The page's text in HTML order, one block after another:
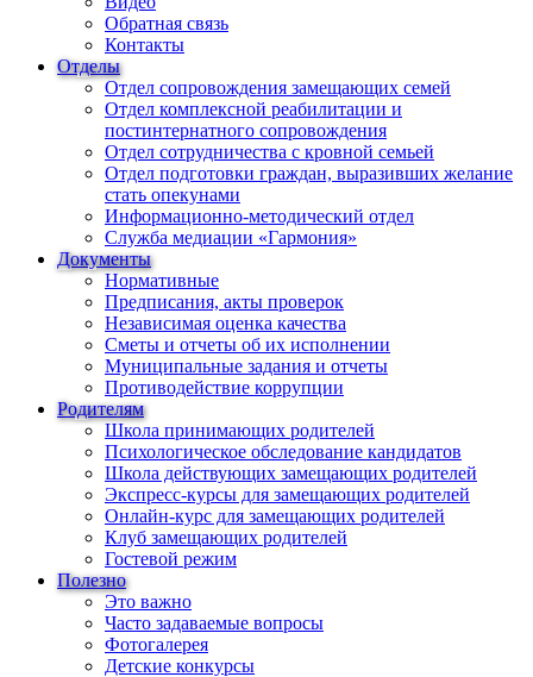
Обратная связь
Контакты
Отделы
Отдел сопровождения замещающих семей
Отдел комплексной реабилитации и
постинтернатного сопровождения
Отдел сотрудничества с кровной семьей
Отдел подготовки граждан, выразивших желание
стать опекунами
Информационно-методический отдел
Служба медиации «Гармония»
Документы
Нормативные
Предписания, акты проверок
Независимая оценка качества
Сметы и отчеты об их исполнении
Муниципальные задания и отчеты
Противодействие коррупции
Родителям
Школа принимающих родителей
Психологическое обследование кандидатов
Школа действующих замещающих родителей
Экспресс-курсы для замещающих родителей
Онлайн-курс для замещающих родителей
Клуб замещающих родителей
Гостевой режим
Полезно
Это важно
Часто задаваемые вопросы
Фотогалерея
Детские конкурсы